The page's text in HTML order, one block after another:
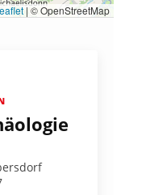
|© OpenStreetMap